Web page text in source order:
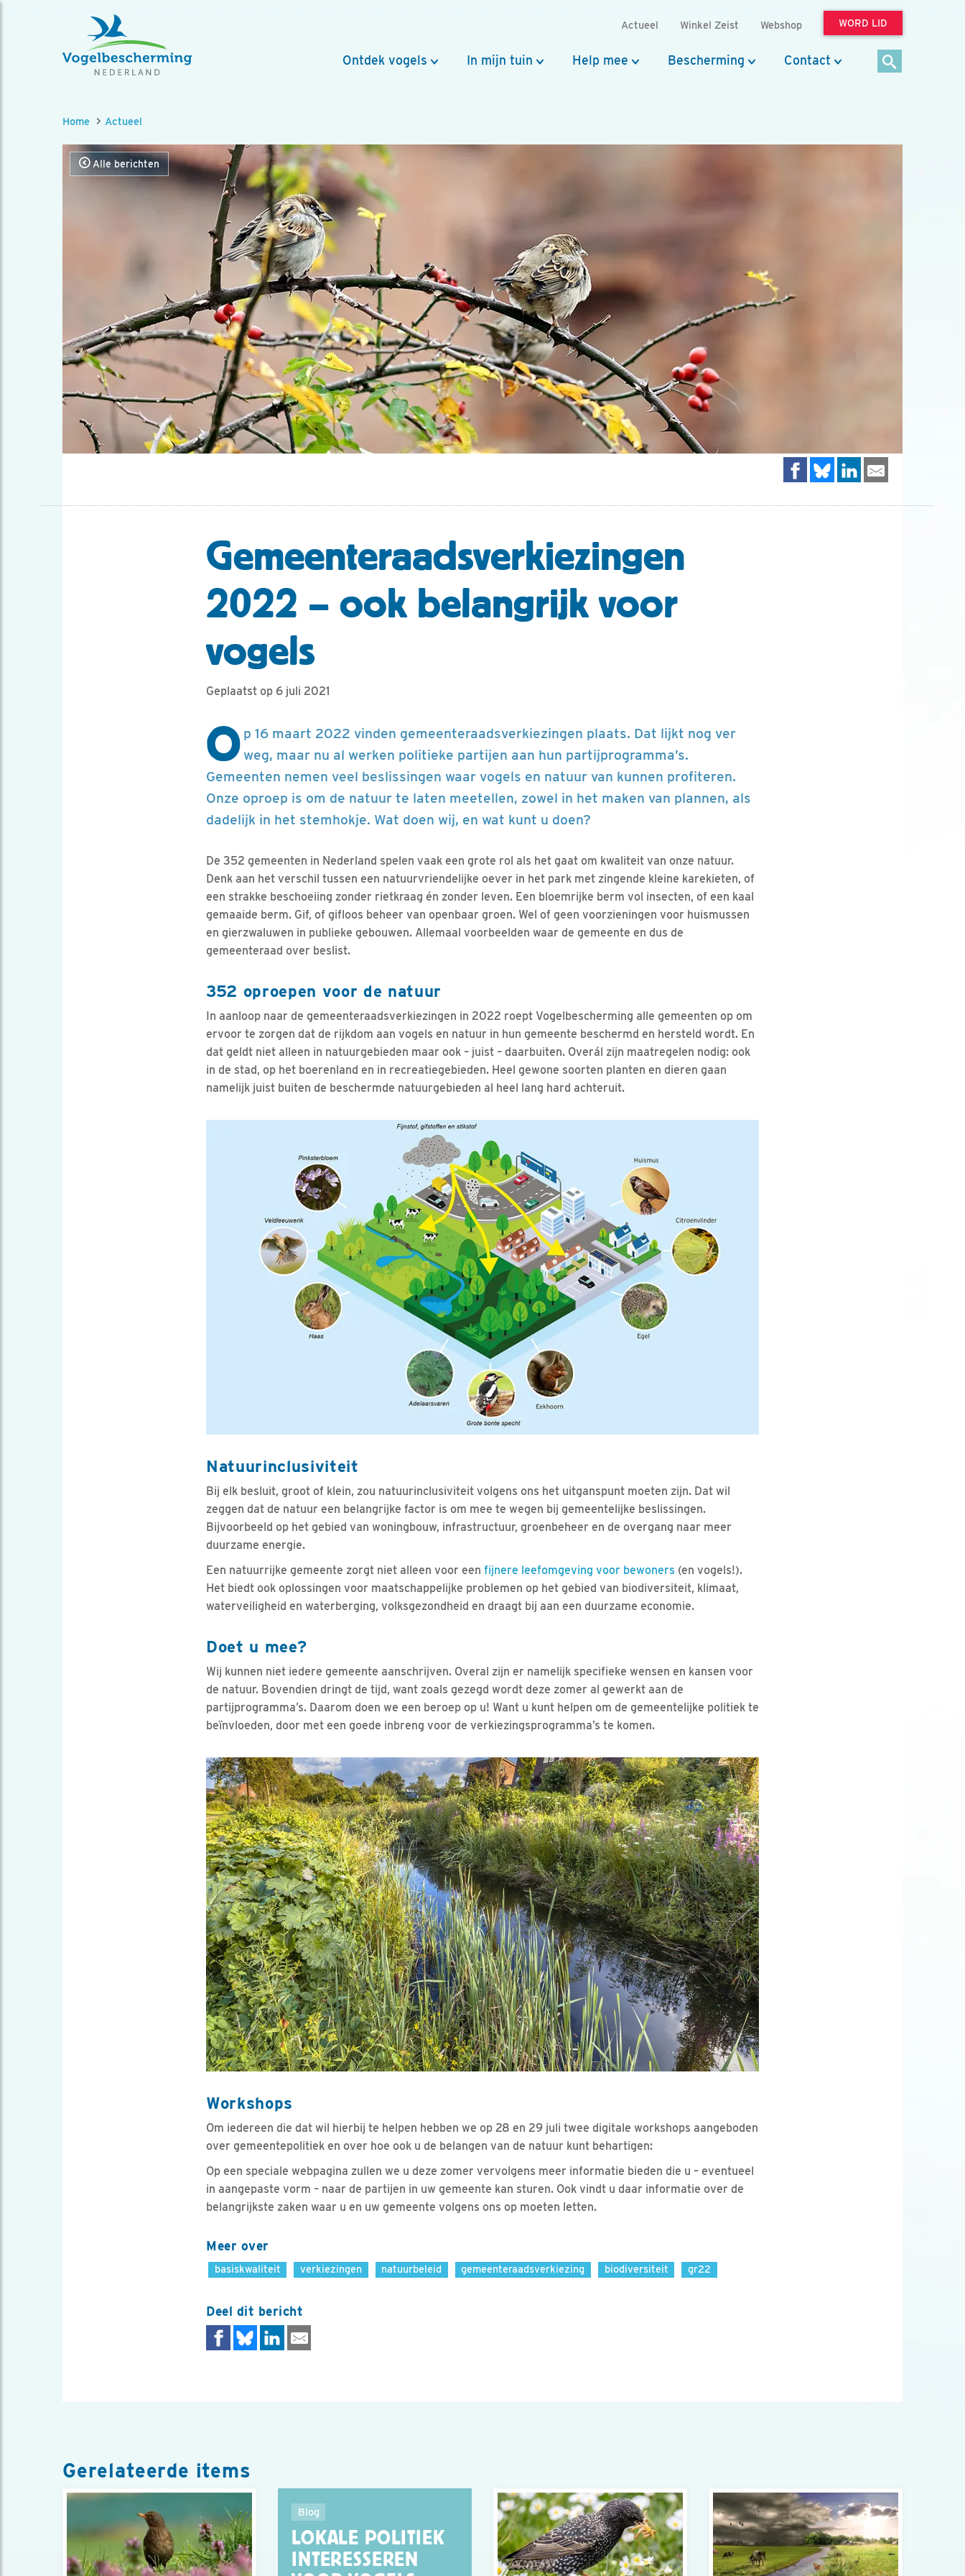
Actueel Winkel Zeist Webshop WORD LID
Ontdek vogels In mijn tuin Help mee Bescherming Contact
Home Actueel
Alle berichten
Gemeenteraadsverkiezingen
2022 – ook belangrijk voor
vogels
Geplaatst op 6 juli 2021
O p 16 maart 2022 vinden gemeenteraadsverkiezingen plaats. Dat lijkt nog ver
weg, maar nu al werken politieke partijen aan hun partijprogramma’s.
Gemeenten nemen veel beslissingen waar vogels en natuur van kunnen profiteren.
Onze oproep is om de natuur te laten meetellen, zowel in het maken van plannen, als
dadelijk in het stemhokje. Wat doen wij, en wat kunt u doen?
De 352 gemeenten in Nederland spelen vaak een grote rol als het gaat om kwaliteit van onze natuur.
Denk aan het verschil tussen een natuurvriendelijke oever in het park met zingende kleine karekieten, of
een strakke beschoeiing zonder rietkraag én zonder leven. Een bloemrijke berm vol insecten, of een kaal
gemaaide berm. Gif, of gifloos beheer van openbaar groen. Wel of geen voorzieningen voor huismussen
en gierzwaluwen in publieke gebouwen. Allemaal voorbeelden waar de gemeente en dus de
gemeenteraad over beslist.
352 oproepen voor de natuur
In aanloop naar de gemeenteraadsverkiezingen in 2022 roept Vogelbescherming alle gemeenten op om
ervoor te zorgen dat de rijkdom aan vogels en natuur in hun gemeente beschermd en hersteld wordt. En
dat geldt niet alleen in natuurgebieden maar ook – juist – daarbuiten. Overál zijn maatregelen nodig: ook
in de stad, op het boerenland en in recreatiegebieden. Heel gewone soorten planten en dieren gaan
namelijk juist buiten de beschermde natuurgebieden al heel lang hard achteruit.
Natuurinclusiviteit
Bij elk besluit, groot of klein, zou natuurinclusiviteit volgens ons het uitganspunt moeten zijn. Dat wil
zeggen dat de natuur een belangrijke factor is om mee te wegen bij gemeentelijke beslissingen.
Bijvoorbeeld op het gebied van woningbouw, infrastructuur, groenbeheer en de overgang naar meer
duurzame energie.
Een natuurrijke gemeente zorgt niet alleen voor een fijnere leefomgeving voor bewoners (en vogels!).
Het biedt ook oplossingen voor maatschappelijke problemen op het gebied van biodiversiteit, klimaat,
waterveiligheid en waterberging, volksgezondheid en draagt bij aan een duurzame economie.
Doet u mee?
Wij kunnen niet iedere gemeente aanschrijven. Overal zijn er namelijk specifieke wensen en kansen voor
de natuur. Bovendien dringt de tijd, want zoals gezegd wordt deze zomer al gewerkt aan de
partijprogramma’s. Daarom doen we een beroep op u! Want u kunt helpen om de gemeentelijke politiek te
beïnvloeden, door met een goede inbreng voor de verkiezingsprogramma’s te komen.
Workshops
Om iedereen die dat wil hierbij te helpen hebben we op 28 en 29 juli twee digitale workshops aangeboden
over gemeentepolitiek en over hoe ook u de belangen van de natuur kunt behartigen:
Op een speciale webpagina zullen we u deze zomer vervolgens meer informatie bieden die u – eventueel
in aangepaste vorm – naar de partijen in uw gemeente kan sturen. Ook vindt u daar informatie over de
belangrijkste zaken waar u en uw gemeente volgens ons op moeten letten.
Meer over
basiskwaliteit verkiezingen natuurbeleid gemeenteraadsverkiezing biodiversiteit gr22
Deel dit bericht
Gerelateerde items
Blog
LOKALE POLITIEK
INTERESSEREN